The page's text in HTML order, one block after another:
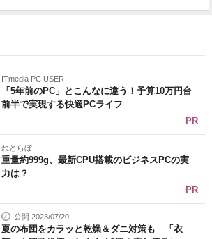
ITmedia PC USER
「5年前のPC」とこんなに違う！予算10万円台
前半で実現する快適PCライフ
PR
ねとらぼ
重量約999g、最新CPU搭載のビジネスPCの実
力は？
PR
公開 2023/07/20
夏の布団をカラッと乾燥＆ダニ対策も 「衣